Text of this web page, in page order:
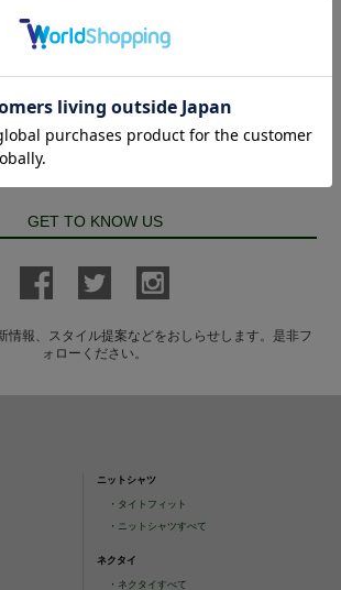
イト
GET TO KNOW US
情報、スタイル提案などをおしらせします。是非フ
ォローください。
ニットシャツ
・ タイトフィット
・ ニットシャツすべて
ネクタイ
・ ネクタイすべて